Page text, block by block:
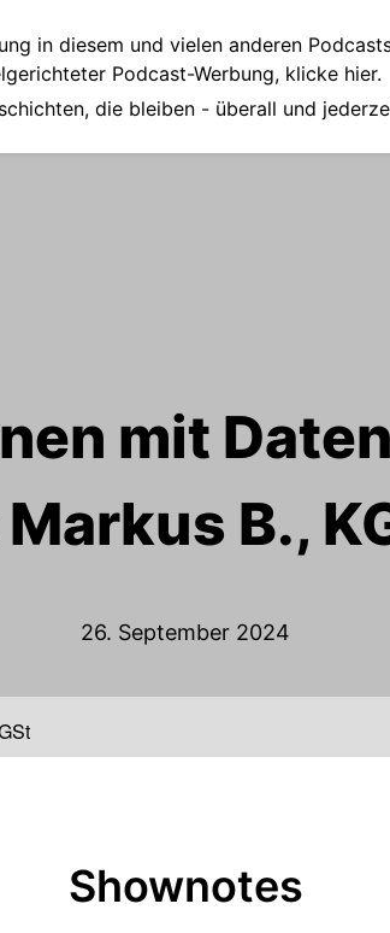
in diesem und vielen anderen
Podcast-Werbung, klicke hier.
die bleiben - überall und
mit
B.,
26. September 2024
Shownotes